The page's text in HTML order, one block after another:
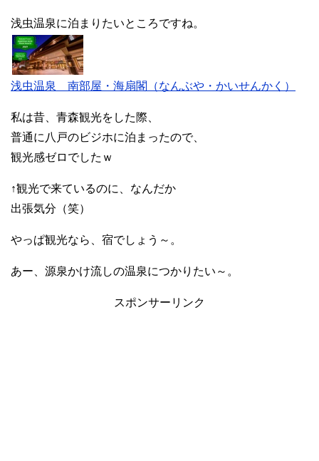
浅虫温泉に泊まりたいところですね。
浅虫温泉 南部屋・海扇閣（なんぶや・かいせんかく）
私は昔、青森観光をした際、
普通に八戸のビジホに泊まったので、
観光感ゼロでしたｗ
↑観光で来ているのに、なんだか
出張気分（笑）
やっぱ観光なら、宿でしょう～。
あー、源泉かけ流しの温泉につかりたい～。
スポンサーリンク